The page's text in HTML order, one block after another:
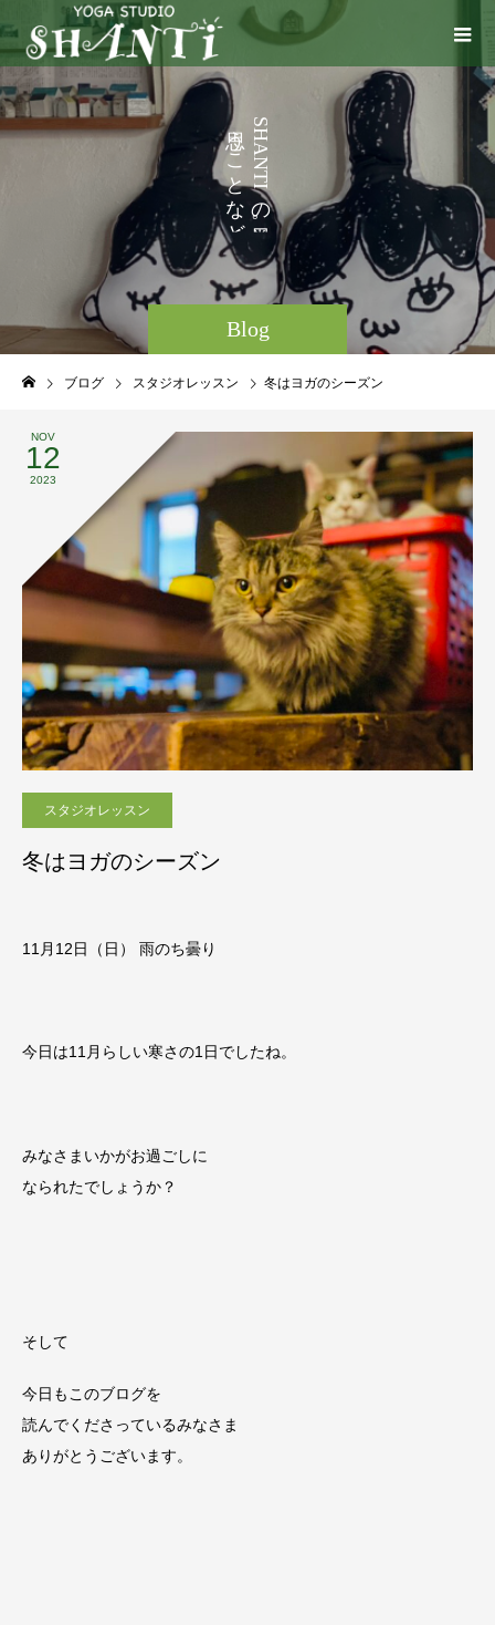
Blog
S
H
A
N
T
I
の
。
う
こ
と
な
ど
い
ろ
い
ブログ スタジオレッスン 冬はヨガのシーズン
NOV
12
2023
スタジオレッスン
冬はヨガのシーズン
11月12日（日） 雨のち曇り
今日は11月らしい寒さの1日でしたね。
みなさまいかがお過ごしに
なられたでしょうか？
そして
今日もこのブログを
読んでくださっているみなさま
ありがとうございます。